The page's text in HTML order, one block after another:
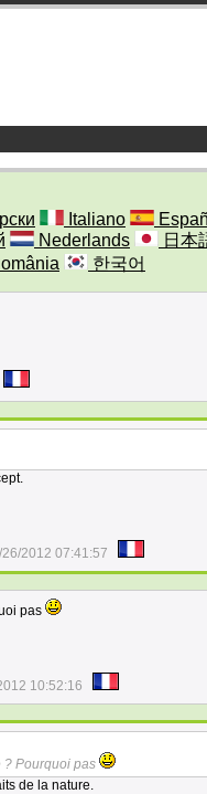
Italiano
Nederlands
日本
한국어
2012 07:41:57
pas
10:52:16
? Pourquoi pas
de la nature.